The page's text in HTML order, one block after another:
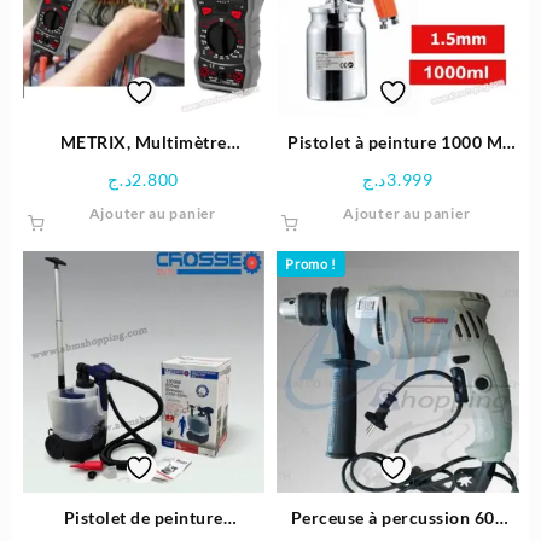
METRIX, Multimètre
Crown
2.800د.ج
Ajouter au panier
Pistolet à peinture 1000 Ml
3.999د.ج
Ajouter au panier
Pistolet de peinture
Promo !
Perceuse à percussion 600